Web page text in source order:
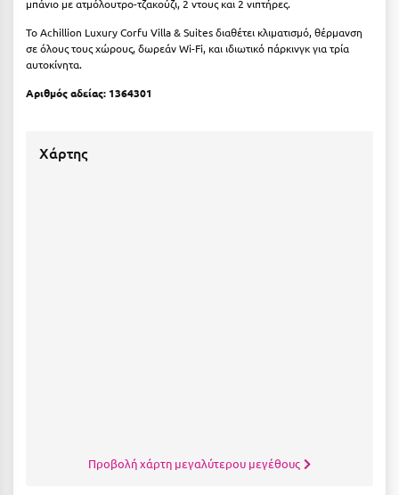
Κοζάνη
Κοκκώνι Κορινθίας
Κόρινθος
μπάνιο με ατμόλουτρο-τζακούζι, 2 ντους και 2 νιπτήρες.
Το Achillion Luxury Corfu Villa & Suites διαθέτει κλιματισμό, θέρμανση
σε όλους τους χώρους, δωρεάν Wi-Fi, και ιδιωτικό πάρκινγκ για τρία
αυτοκίνητα.
Αριθμός αδείας: 1364301
Χάρτης
Προβολή χάρτη μεγαλύτερου μεγέθους